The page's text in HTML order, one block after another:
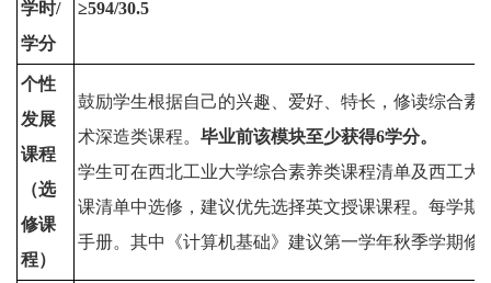
学时/
学分
≥594/30.5
个性
发展
课程
（选
修课
程）
鼓励学生根据自己的兴趣、爱好、特长，修读综合素
术深造类课程。 毕业前该模块至少获得6学分。
学生可在西北工业大学综合素养类课程清单及西工大
课清单中选修，建议优先选择英文授课课程。每学期
手册。其中《计算机基础》建议第一学年秋季学期修